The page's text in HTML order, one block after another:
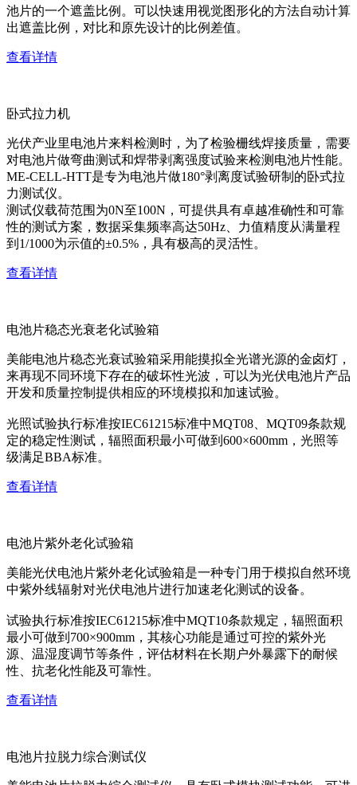
池片的一个遮盖比例。可以快速用视觉图形化的方法自动计算
出遮盖比例，对比和原先设计的比例差值。
查看详情
卧式拉力机
光伏产业里电池片来料检测时，为了检验栅线焊接质量，需要
对电池片做弯曲测试和焊带剥离强度试验来检测电池片性能。
ME-CELL-HTT是专为电池片做180°剥离度试验研制的卧式拉
力测试仪。
测试仪载荷范围为0N至100N，可提供具有卓越准确性和可靠
性的测试方案，数据采集频率高达50Hz、力值精度从满量程
到1/1000为示值的±0.5%，具有极高的灵活性。
查看详情
电池片稳态光衰老化试验箱
美能电池片稳态光衰试验箱采用能摸拟全光谱光源的金卤灯，
来再现不同环境下存在的破坏性光波，可以为光伏电池片产品
开发和质量控制提供相应的环境模拟和加速试验。
光照试验执行标准按IEC61215标准中MQT08、MQT09条款规
定的稳定性测试，辐照面积最小可做到600×600mm，光照等
级满足BBA标准。
查看详情
电池片紫外老化试验箱
美能光伏电池片紫外老化试验箱是一种专门用于模拟自然环境
中紫外线辐射对光伏电池片进行加速老化测试的设备。
试验执行标准按IEC61215标准中MQT10条款规定，辐照面积
最小可做到700×900mm，其核心功能是通过可控的紫外光
源、温湿度调节等条件，评估材料在长期户外暴露下的耐候
性、抗老化性能及可靠性。
查看详情
电池片拉脱力综合测试仪